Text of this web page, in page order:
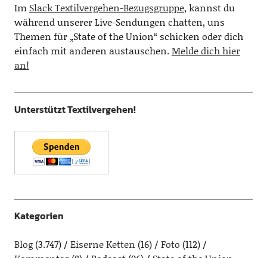
Im Slack Textilvergehen-Bezugsgruppe, kannst du
während unserer Live-Sendungen chatten, uns
Themen für „State of the Union“ schicken oder dich
einfach mit anderen austauschen.Melde dich hier
an!
Unterstützt Textilvergehen!
Kategorien
Blog(3.747) Eiserne Ketten (16) Foto (112)